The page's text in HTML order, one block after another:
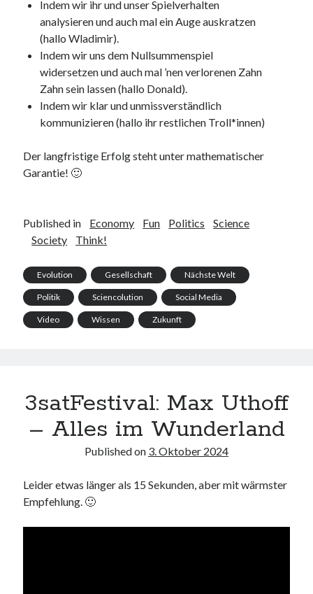
Indem wir ihr und unser Spielverhalten
analysieren und auch mal ein Auge auskratzen
(hallo Wladimir).
Indem wir uns dem Nullsummenspiel
widersetzen und auch mal ’nen verlorenen Zahn
Zahn sein lassen (hallo Donald).
Indem wir klar und unmissverständlich
kommunizieren (hallo ihr restlichen Troll*innen)
Der langfristige Erfolg steht unter mathematischer
Garantie! 🙂
Published in Economy Fun Politics
Science
Society
Think!
Evolution Gesellschaft Nächste Welt
Politik Sciencolution Social Media
Video Wissen Zukunft
3satFestival: Max Uthoff
– Alles im Wunderland
Published on 3. Oktober 2024
Leider etwas länger als 15 Sekunden, aber mit wärmster
Empfehlung. 🙂